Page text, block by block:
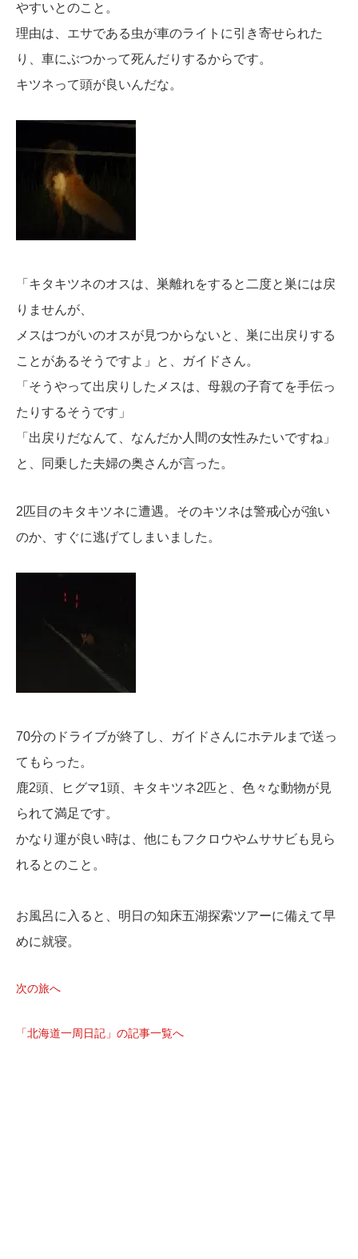
やすいとのこと。
理由は、エサである虫が車のライトに引き寄せられた
り、車にぶつかって死んだりするからです。
キツネって頭が良いんだな。
「キタキツネのオスは、巣離れをすると二度と巣には戻
りませんが、
メスはつがいのオスが見つからないと、巣に出戻りする
ことがあるそうですよ」と、ガイドさん。
「そうやって出戻りしたメスは、母親の子育てを手伝っ
たりするそうです」
「出戻りだなんて、なんだか人間の女性みたいですね」
と、同乗した夫婦の奥さんが言った。
2匹目のキタキツネに遭遇。そのキツネは警戒心が強い
のか、すぐに逃げてしまいました。
70分のドライブが終了し、ガイドさんにホテルまで送っ
てもらった。
鹿2頭、ヒグマ1頭、キタキツネ2匹と、色々な動物が見
られて満足です。
かなり運が良い時は、他にもフクロウやムササビも見ら
れるとのこと。
お風呂に入ると、明日の知床五湖探索ツアーに備えて早
めに就寝。
次の旅へ
「北海道一周日記」の記事一覧へ